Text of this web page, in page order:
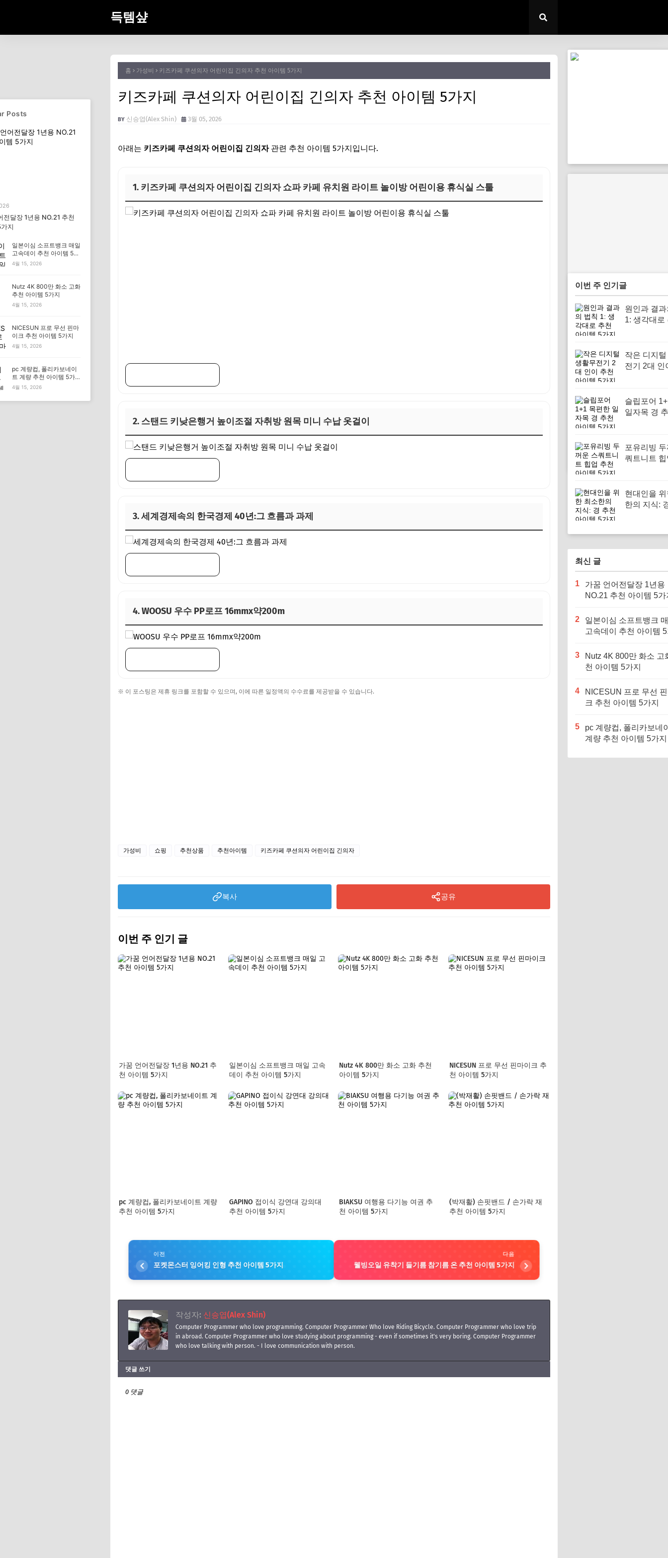
득템샾
홈 가성비 키즈카페 쿠션의자 어린이집 긴의자 추천 아이템 5가지
키즈카페 쿠션의자 어린이집 긴의자 추천 아이템 5가지
신승엽(Alex Shin) 3월 05, 2026
아래는 키즈카페 쿠션의자 어린이집 긴의자관련 추천 아이템 5가지입니다.
1. 키즈카페 쿠션의자 어린이집 긴의자 쇼파 카페 유치원 라이트 놀이방 어린이용 휴식실 스툴
2. 스탠드 키낮은행거 높이조절 자취방 원목 미니 수납 옷걸이
3. 세계경제속의 한국경제 40년:그 흐름과 과제
4. WOOSU 우수 PP로프 16mmx약200m
※ 이 포스팅은 제휴 링크를 포함할 수 있으며, 이에 따른 일정액의 수수료를 제공받을 수 있습니다.
가성비 쇼핑 추천상품 추천아이템 키즈카페 쿠션의자 어린이집 긴의자
복사 공유
이번 주 인기 글
가꿈 언어전달장 1년용 NO.21 추
천 아이템 5가지
일본이심 소프트뱅크 매일 고속
데이 추천 아이템 5가지
Nutz 4K 800만 화소 고화 추천
아이템 5가지
NICESUN 프로 무선 핀마이크 추
천 아이템 5가지
pc 계량컵, 폴리카보네이트 계량
추천 아이템 5가지
GAPINO 접이식 강연대 강의대
추천 아이템 5가지
BIAKSU 여행용 다기능 여권 추
천 아이템 5가지
(박재활) 손핏밴드 / 손가락 재
추천 아이템 5가지
이전
포켓몬스터 잉어킹 인형 추천 아이템 5가지
다음
웰빙오일 유착기 들기름 참기름 온 추천 아이템 5가지
작성자: 신승엽(Alex Shin)
Computer Programmer who love programming. Computer Programmer Who love Riding Bicycle. Computer Programmer who love trip
in abroad. Computer Programmer who love studying about programming - even if sometimes it's very boring. Computer Programmer
who love talking with person. - I love communication with person.
댓글 쓰기
0 댓글
이번 주 인기글
원인과 결
1: 생각대로
작은 디지
전기 2대 인
슬립포어
일자목 경
포유리빙
쿼트니트
현대인을
한의 지식:
최신 글
1
가꿈 언어전달장 1년용
NO.21 추천 아이템 5가
2
일본이심 소프트뱅크
고속데이 추천 아이템
3
Nutz 4K 800만 화소 고
천 아이템 5가지
4
NICESUN 프로 무선
크 추천 아이템 5가지
5
pc 계량컵, 폴리카보네
계량 추천 아이템 5가지
Posts
전달장 1년용 NO.21 추천
지
일본이심 소프트뱅크 매일
고속데이 추천 아이템 5가
지
4월 15, 2026
Nutz 4K 800만 화소 고화
추천 아이템 5가지
4월 15, 2026
NICESUN 프로 무선 핀마
이크 추천 아이템 5가지
4월 15, 2026
pc 계량컵, 폴리카보네이
트 계량 추천 아이템 5가
지
4월 15, 2026